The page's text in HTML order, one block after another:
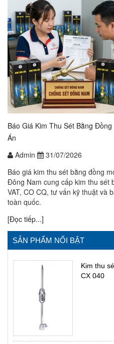
Báo Giá Kim Thu Sét Bằng
Án
Admin
31/07/2026
Báo giá kim thu sét bằng đồng
Đông Nam cung cấp kim thu sét
VAT, CO CQ, tư vấn kỹ thuật và
toàn quốc.
[Đọc tiếp...]
SẢN PHẨM NỔI BẬT
Kim thu
CX 040